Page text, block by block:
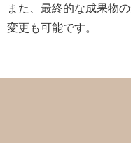
また、最終的な成果物
変更も可能です。